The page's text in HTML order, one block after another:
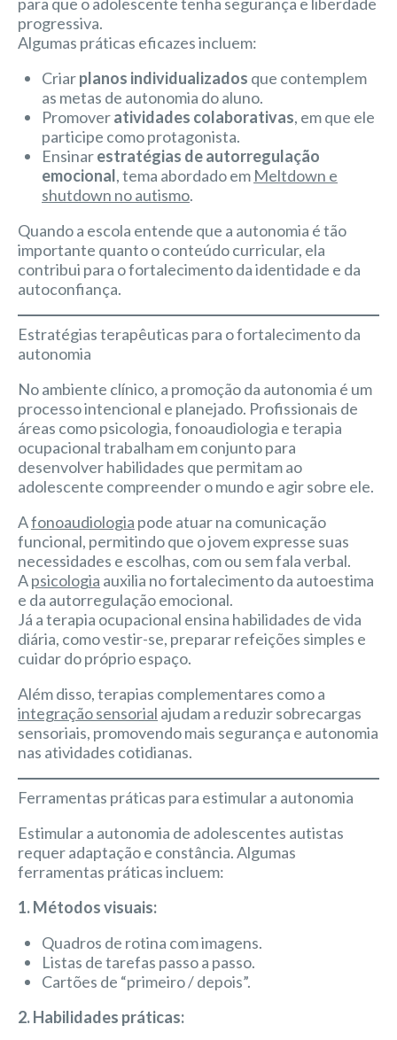
progressiva.
Algumas práticas eficazes incluem:
Criarplanos individualizados que contemplem
as metas de autonomia do aluno.
Promoveratividades colaborativas, em que ele
participe como protagonista.
Ensinarestratégias de autorregulação
emocional, tema abordado em Meltdown e
shutdown no autismo.
Quando a escola entende que a autonomia é tão
importante quanto o conteúdo curricular, ela
contribui para o fortalecimento da identidade e da
autoconfiança.
Estratégias terapêuticas para o fortalecimento da
autonomia
No ambiente clínico, a promoção da autonomia é um
processo intencional e planejado. Profissionais de
áreas como psicologia, fonoaudiologia e terapia
ocupacional trabalham em conjunto para
desenvolver habilidades que permitam ao
adolescente compreender o mundo e agir sobre ele.
Afonoaudiologia pode atuar na comunicação
funcional, permitindo que o jovem expresse suas
necessidades e escolhas, com ou sem fala verbal.
Apsicologia auxilia no fortalecimento da autoestima
e da autorregulação emocional.
Já a terapia ocupacional ensina habilidades de vida
diária, como vestir-se, preparar refeições simples e
cuidar do próprio espaço.
Além disso, terapias complementares como a
integração sensorial ajudam a reduzir sobrecargas
sensoriais, promovendo mais segurança e autonomia
nas atividades cotidianas.
Ferramentas práticas para estimular a autonomia
Estimular a autonomia de adolescentes autistas
requer adaptação e constância. Algumas
ferramentas práticas incluem:
1. Métodos visuais:
Quadros de rotina com imagens.
Listas de tarefas passo a passo.
Cartões de “primeiro / depois”.
2. Habilidades práticas: